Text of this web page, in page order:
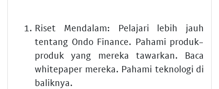
Riset Mendalam: Pelajari lebih jauh
tentang Ondo Finance. Pahami produk-
produk yang mereka tawarkan. Baca
whitepaper mereka. Pahami teknologi di
baliknya.